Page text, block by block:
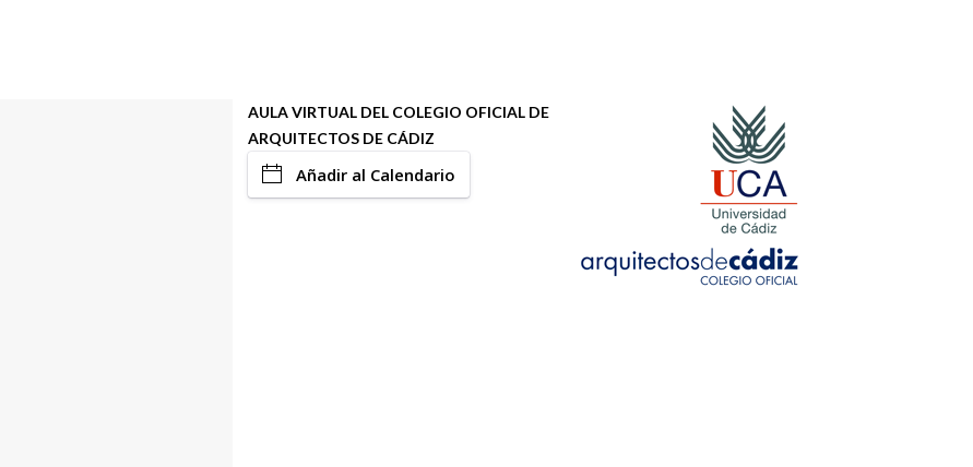
AULA VIRTUAL DEL COLEGIO OFICIAL DE
ARQUITECTOS DE CÁDIZ
Añadir al Calendario